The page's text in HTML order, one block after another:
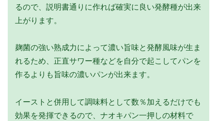
るので、説明書通りに作れば確実に良い発酵種が出来
上がります。
麹菌の強い熟成力によって濃い旨味と発酵風味が生ま
れるため、正直サワー種などを自分で起こしてパンを
作るよりも旨味の濃いパンが出来ます。
イーストと併用して調味料として数％加えるだけでも
効果を発揮できるので、ナオキパン一押しの材料で